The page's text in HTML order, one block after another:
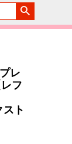
レ
フ
ト